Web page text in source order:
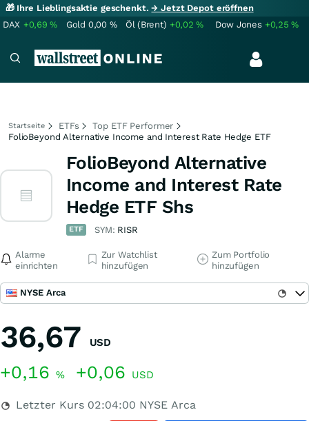
🎁 Ihre Lieblingsaktie geschenkt.→ Jetzt Depot eröffnen
DAX +0,69% Gold 0,00 % Öl (Brent) +0,02% Dow Jones +0,25%
Startseite ETFs
Top ETF Performer
FolioBeyond Alternative Income and Interest Rate Hedge ETF
FolioBeyond Alternative
Income and Interest Rate
Hedge ETF Shs
ETF SYM: RISR
Alarme
einrichten
Zur Watchlist
hinzufügen
Zum Portfolio
hinzufügen
NYSE Arca
36,67 USD
+0,16 % +0,06 USD
Letzter Kurs 02:04:00 NYSE Arca